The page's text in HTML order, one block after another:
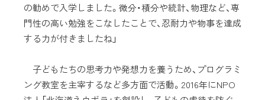
の勧めで入学しました。微分・積分や統計、物理など、専
門性の高い勉強をこなしたことで、忍耐力や物事を達成
する力が付きましたね」
子どもたちの思考力や発想力を養うため、プログラミ
ング教室を主宰するなど多方面で活動。2016年にNPO